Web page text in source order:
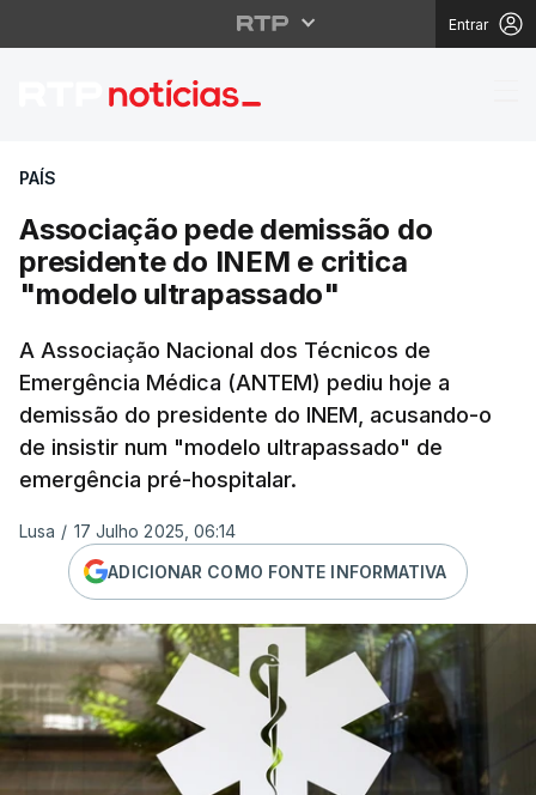
Entrar
Associação pede
PAÍS
Associação pede demissão do
presidente do INEM e critica
"modelo ultrapassado"
A Associação Nacional dos Técnicos de
Emergência Médica (ANTEM) pediu hoje a
demissão do presidente do INEM, acusando-o
de insistir num "modelo ultrapassado" de
emergência pré-hospitalar.
Lusa / 17 Julho 2025, 06:14
ADICIONAR COMO FONTE INFORMATIVA